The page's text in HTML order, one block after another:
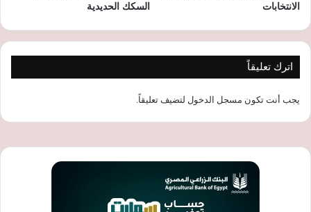
الانتخابات
السكك الحديدية
اترك تعليقاً
يجب أنت تكون مسجل الدخول لتضيف تعليقاً.